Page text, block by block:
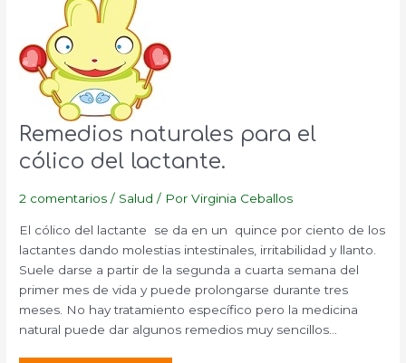
Remedios naturales para el
cólico del lactante.
2 comentarios / Salud / PorVirginia Ceballos
El cólico del lactante se da en un quince por ciento de los
lactantes dando molestias intestinales, irritabilidad y llanto.
Suele darse a partir de la segunda a cuarta semana del
primer mes de vida y puede prolongarse durante tres
meses. No hay tratamiento específico pero la medicina
natural puede dar algunos remedios muy sencillos…